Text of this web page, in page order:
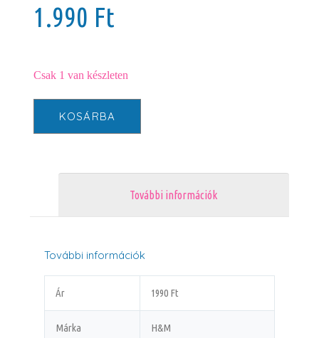
1.990 Ft
Csak 1 van készleten
KOSÁRBA
További információk
További információk
Ár 1990 Ft
Márka H&M